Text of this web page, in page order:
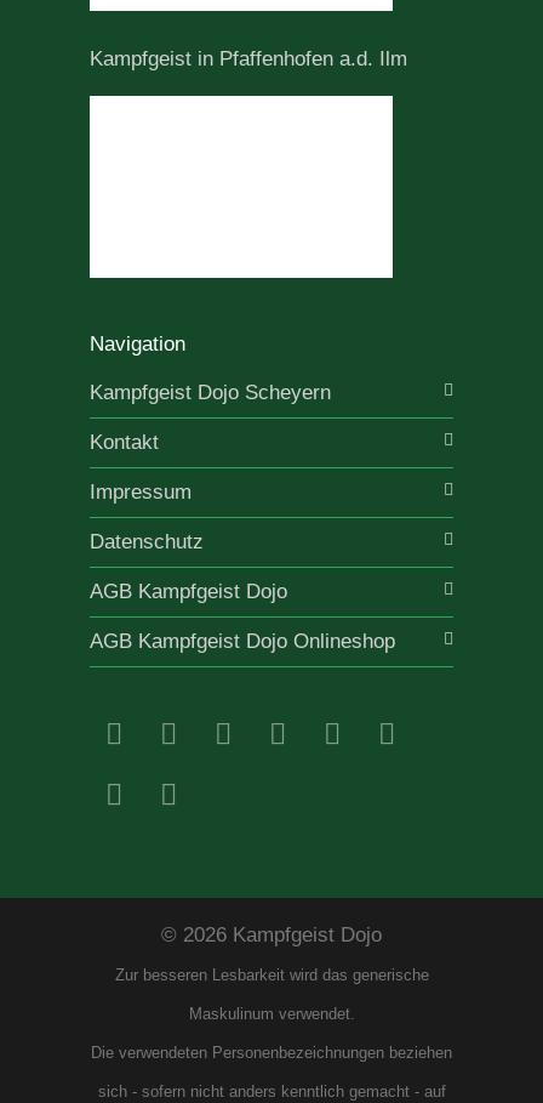
Kampfgeist in Pfaffenhofen a.d. Ilm
Navigation
Kampfgeist Dojo Scheyern
Kontakt
Impressum
Datenschutz
AGB Kampfgeist Dojo
AGB Kampfgeist Dojo Onlineshop
© 2026 Kampfgeist Dojo
Zur besseren Lesbarkeit wird das generische
Maskulinum verwendet.
Die verwendeten Personenbezeichnungen beziehen
sich - sofern nicht anders kenntlich gemacht - auf